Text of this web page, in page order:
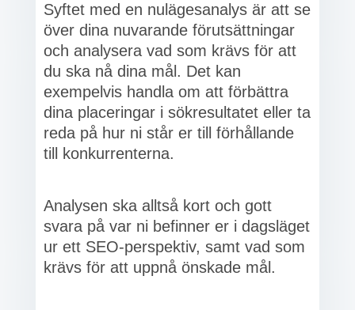
Syftet med en nulägesanalys är att se
över dina nuvarande förutsättningar
och analysera vad som krävs för att
du ska nå dina mål. Det kan
exempelvis handla om att förbättra
dina placeringar i sökresultatet eller ta
reda på hur ni står er till förhållande
till konkurrenterna.
Analysen ska alltså kort och gott
svara på var ni befinner er i dagsläget
ur ett SEO-perspektiv, samt vad som
krävs för att uppnå önskade mål.